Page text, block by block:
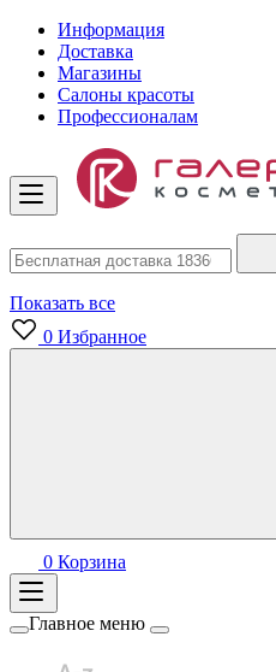
Информация
Доставка
Магазины
Салоны красоты
Профессионалам
Показать все
0 Избранное
0 Корзина
Главное меню